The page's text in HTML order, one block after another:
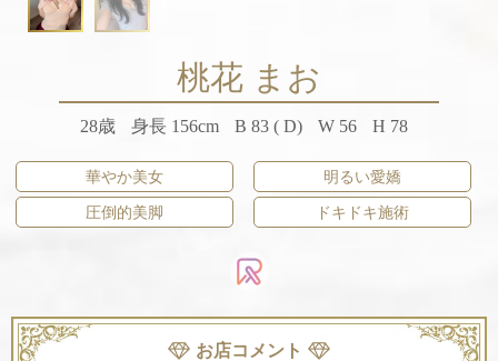
桃花 まお
28歳 身長 156cm B 83 ( D) W 56 H 78
華やか美女
明るい愛嬌
圧倒的美脚
ドキドキ施術
お店コメント